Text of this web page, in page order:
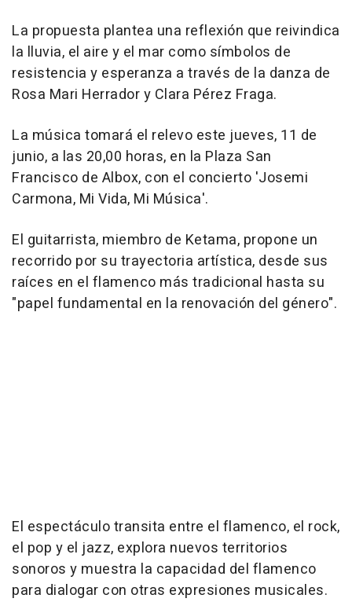
La propuesta plantea una reflexión que reivindica
la lluvia, el aire y el mar como símbolos de
resistencia y esperanza a través de la danza de
Rosa Mari Herrador y Clara Pérez Fraga.
La música tomará el relevo este jueves, 11 de
junio, a las 20,00 horas, en la Plaza San
Francisco de Albox, con el concierto 'Josemi
Carmona, Mi Vida, Mi Música'.
El guitarrista, miembro de Ketama, propone un
recorrido por su trayectoria artística, desde sus
raíces en el flamenco más tradicional hasta su
"papel fundamental en la renovación del género".
El espectáculo transita entre el flamenco, el rock,
el pop y el jazz, explora nuevos territorios
sonoros y muestra la capacidad del flamenco
para dialogar con otras expresiones musicales.